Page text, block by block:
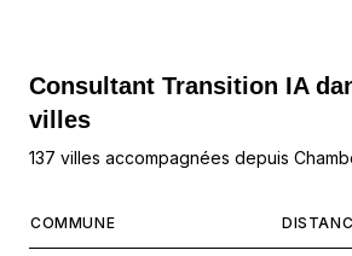
Consultant Transition IA
villes
137 villes accompagnées depuis
COMMUNE